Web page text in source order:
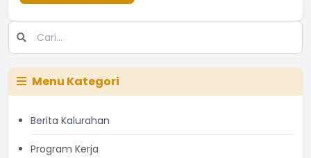
Menu Kategori
Berita Kalurahan
Program Kerja